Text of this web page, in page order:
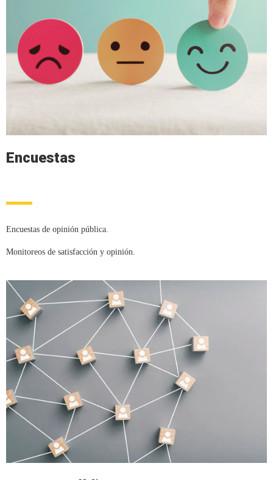
Encuestas
Encuestas de opinión pública.
Monitoreos de satisfacción y opinión.